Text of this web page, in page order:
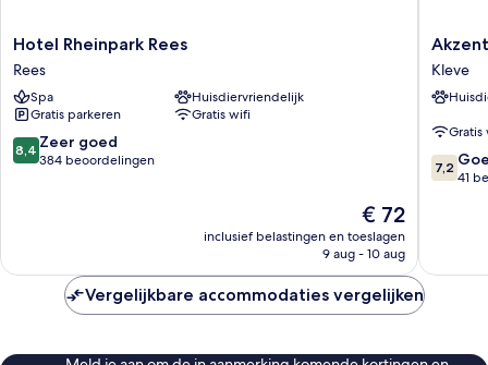
Hotel
Rheinpark
Rees
Rees
Hotel Rheinpark Rees
Rees
Spa
Huisdiervriendelijk
Gratis parkeren
Gratis wifi
8.4
van
8,4 Zeer goed
384 beoordelingen
De
prijs
is
€ 72
inclusief belastingen en toeslagen
9 aug - 10 aug
Akzent
City
Hotel
Kleve
Kleve
Gratis
7.2
van
7,2
41
Vergelijkbare accommodaties vergelijken